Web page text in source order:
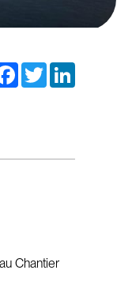
Facebook
Twitter
Chantier